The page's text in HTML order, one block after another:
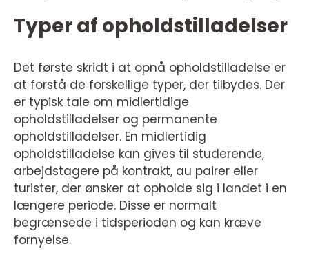
Typer af opholdstilladelser
Det første skridt i at opnå opholdstilladelse er
at forstå de forskellige typer, der tilbydes. Der
er typisk tale om midlertidige
opholdstilladelser og permanente
opholdstilladelser. En midlertidig
opholdstilladelse kan gives til studerende,
arbejdstagere på kontrakt, au pairer eller
turister, der ønsker at opholde sig i landet i en
længere periode. Disse er normalt
begrænsede i tidsperioden og kan kræve
fornyelse.